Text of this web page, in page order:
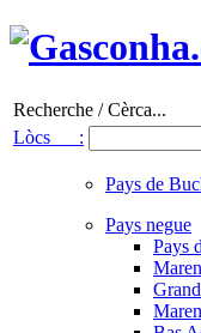
Recherche / Cèrca...
Lòcs :
Pays de
Pays negue
Pays